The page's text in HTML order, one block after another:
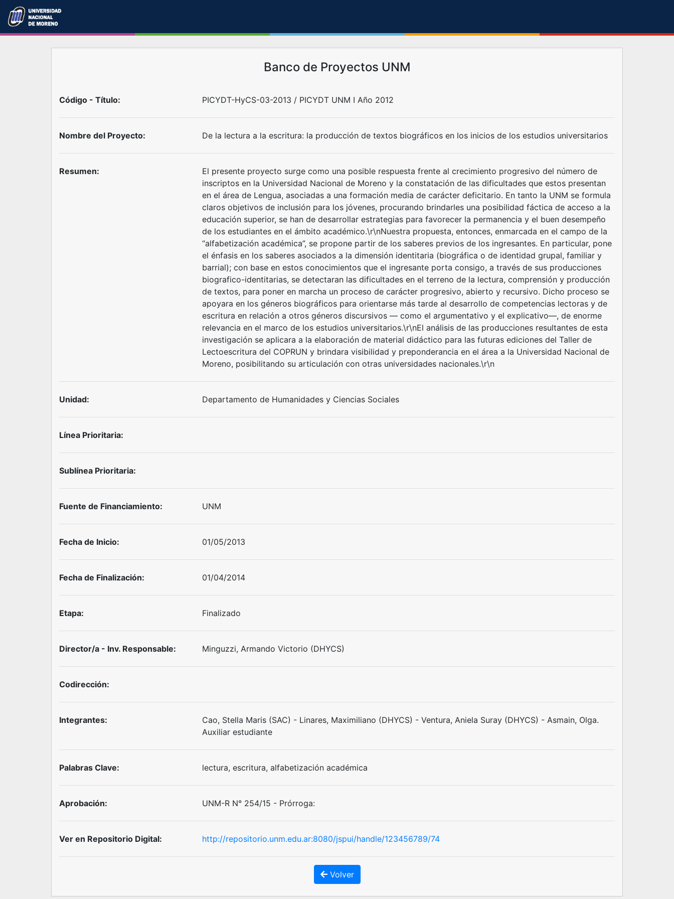
Banco de Proyectos UNM
Código - Título: PICYDT-HyCS-03-2013 / PICYDT UNM I Año 2012
Nombre del Proyecto: De la lectura a la escritura: la producción de textos biográficos en los inicios de los estudios universitarios
Resumen:
El presente proyecto surge como una posible respuesta frente al crecimiento progresivo del número de
inscriptos en la Universidad Nacional de Moreno y la constatación de las dificultades que estos presentan
en el área de Lengua, asociadas a una formación media de carácter deficitario. En tanto la UNM se formula
claros objetivos de inclusión para los jóvenes, procurando brindarles una posibilidad fáctica de acceso a la
educación superior, se han de desarrollar estrategias para favorecer la permanencia y el buen desempeño
de los estudiantes en el ámbito académico.\r\nNuestra propuesta, entonces, enmarcada en el campo de la
“alfabetización académica”, se propone partir de los saberes previos de los ingresantes. En particular, pone
el énfasis en los saberes asociados a la dimensión identitaria (biográfica o de identidad grupal, familiar y
barrial); con base en estos conocimientos que el ingresante porta consigo, a través de sus producciones
biografico-identitarias, se detectaran las dificultades en el terreno de la lectura, comprensión y producción
de textos, para poner en marcha un proceso de carácter progresivo, abierto y recursivo. Dicho proceso se
apoyara en los géneros biográficos para orientarse más tarde al desarrollo de competencias lectoras y de
escritura en relación a otros géneros discursivos — como el argumentativo y el explicativo—, de enorme
relevancia en el marco de los estudios universitarios.\r\nEl análisis de las producciones resultantes de esta
investigación se aplicara a la elaboración de material didáctico para las futuras ediciones del Taller de
Lectoescritura del COPRUN y brindara visibilidad y preponderancia en el área a la Universidad Nacional de
Moreno, posibilitando su articulación con otras universidades nacionales.\r\n
Unidad: Departamento de Humanidades y Ciencias Sociales
Línea Prioritaria:
Sublínea Prioritaria:
Fuente de Financiamiento: UNM
Fecha de Inicio: 01/05/2013
Fecha de Finalización: 01/04/2014
Etapa: Finalizado
Director/a - Inv. Responsable: Minguzzi, Armando Victorio (DHYCS)
Codirección:
Integrantes:
Cao, Stella Maris (SAC) - Linares, Maximiliano (DHYCS) - Ventura, Aniela Suray (DHYCS) - Asmain, Olga.
Auxiliar estudiante
Palabras Clave: lectura, escritura, alfabetización académica
Aprobación: UNM-R N° 254/15 - Prórroga:
Ver en Repositorio Digital: http://repositorio.unm.edu.ar:8080/jspui/handle/123456789/74
Volver